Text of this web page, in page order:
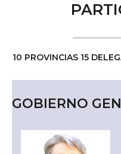
10 PROVINCIAS 15
GOBIERNO